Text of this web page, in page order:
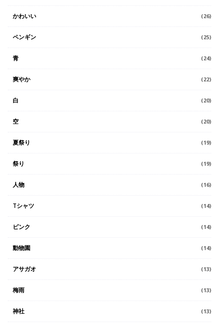
かわいい (26)
ペンギン (25)
青 (24)
爽やか (22)
白 (20)
空 (20)
夏祭り (19)
祭り (19)
人物 (16)
Tシャツ (14)
ピンク (14)
動物園 (14)
アサガオ (13)
梅雨 (13)
神社 (13)